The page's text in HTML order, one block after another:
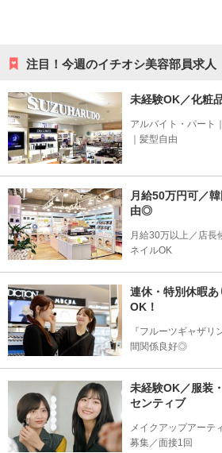
注目！今週のイチオシ美容部員求人
未経験OK／化粧
アルバイト・パート
｜髪型自由
月給50万円可／
由◎
月給30万以上／店長
ネイルOK
連休・特別休暇
OK！
『フルーツギャザ
間関係良好◎
未経験OK／服装
センティブ
メイクアップアーテ
募集／面接1回